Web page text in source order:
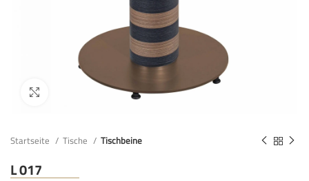
Startseite Tische Tischbeine
L 017